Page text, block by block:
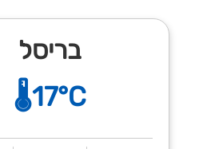
בריסל
🌡️17°C